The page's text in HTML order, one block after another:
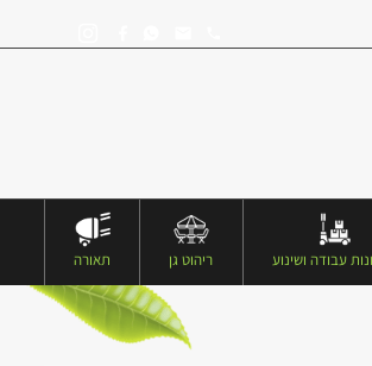
עבודה ושינוע ריהוט גן תאורה